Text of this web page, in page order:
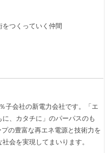
つくっていく仲間
子会社の新電力会社です。「エ
、カタチに」のパーパスのも
の豊富な再エネ電源と技術力を
会を実現してまいります。